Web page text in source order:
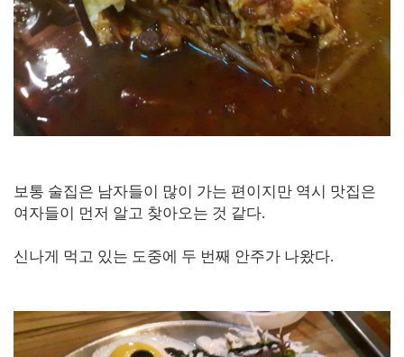
보통 술집은 남자들이 많이 가는 편이지만 역시 맛집은
여자들이 먼저 알고 찾아오는 것 같다.
신나게 먹고 있는 도중에 두 번째 안주가 나왔다.